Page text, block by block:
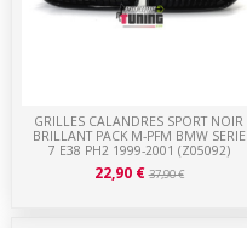
GRILLES CALANDRES SPORT NOIR
BRILLANT PACK M-PFM BMW SERIE
7 E38 PH2 1999-2001 (Z05092)
22,90 €37,90 €